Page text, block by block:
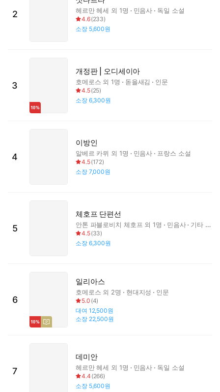
2 헤르만 헤세 외 1명 민음사 독일 소설
4.6(233)
소장 5,600원
3
개정판 | 오디세이아
호메로스 외 1명 돋을새김 인문
4.5(25)
소장 6,300원
4
이방인
알베르 카뮈 외 1명 민음사 프랑스 소설
4.5(172)
소장 7,000원
5
체호프 단편선
안톤 파블로비치 체호프 외 1명 민음사 기타 국가 소설
4.5(33)
소장 6,300원
6
일리아스
호메로스 외 2명 현대지성 인문
5.0 (4)
대여 12,500원
소장 22,500원
7
데미안
헤르만 헤세 외 1명 민음사 독일 소설
4.4 (266)
소장 5,600원